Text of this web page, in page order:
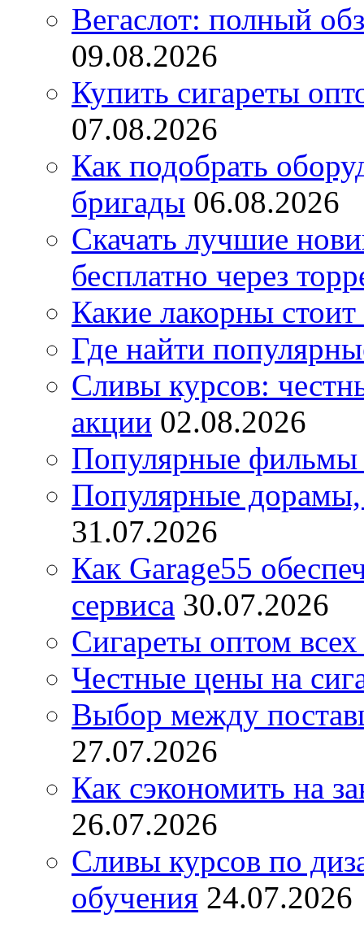
Вегаслот: полный
09.08.2026
Купить сигареты
07.08.2026
Как подобрать
бригады 06.08.2026
Скачать лучшие
бесплатно через
Какие лакорны стоит
Где найти
Сливы курсов:
акции 02.08.2026
Популярные фильмы
Популярные дорамы,
31.07.2026
Как Garage55
сервиса 30.07.2026
Сигареты оптом
Честные цены на
Выбор между
27.07.2026
Как сэкономить на
26.07.2026
Сливы курсов по
обучения 24.07.2026